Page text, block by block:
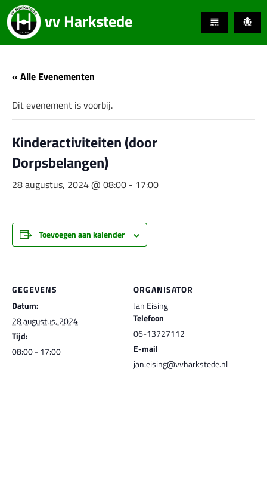
vv Harkstede
« Alle Evenementen
Dit evenement is voorbij.
Kinderactiviteiten (door
Dorpsbelangen)
28 augustus, 2024 @ 08:00 - 17:00
Toevoegen aan kalender
GEGEVENS
Datum:
28 augustus, 2024
Tijd:
08:00 - 17:00
ORGANISATOR
Jan Eising
Telefoon
06-13727112
E-mail
jan.eising@vvharkstede.nl